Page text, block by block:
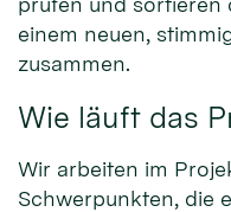
einem neuen,
zusammen.
Wie läuft das
Wir arbeiten im
Schwerpunkten, die